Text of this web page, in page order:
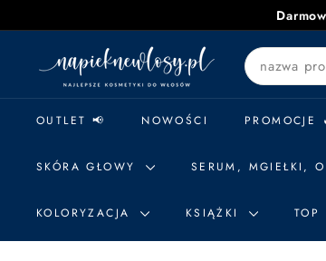
do
a
p
i
k
e
w
Search
OUTLET 📢 NOWOŚCI PROMOCJE
SKÓRA GŁOWY SERUM, MGIEŁKI,
KOLORYZACJA KSIĄŻKI TOP